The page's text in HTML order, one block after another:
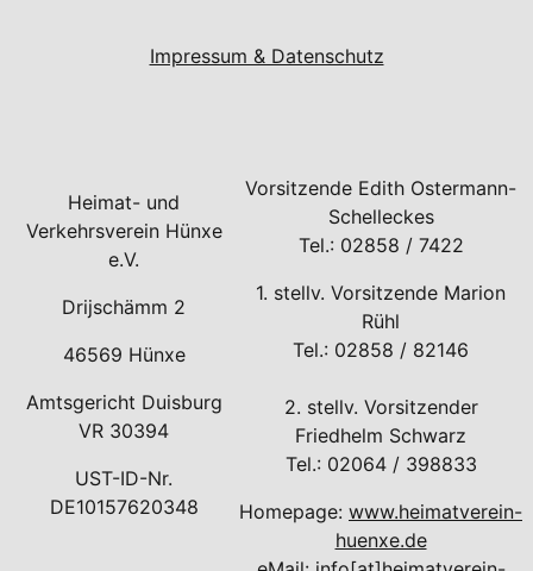
Impressum & Datenschutz
Heimat- und
Verkehrsverein Hünxe
e.V.
Drijschämm 2
46569 Hünxe
Amtsgericht Duisburg
VR 30394
UST-ID-Nr.
DE10157620348
Vorsitzende Edith Ostermann-
Schelleckes
Tel.: 02858 / 7422
1. stellv. Vorsitzende Marion
Rühl
Tel.: 02858 / 82146
2. stellv. Vorsitzender
Friedhelm Schwarz
Tel.: 02064 / 398833
Homepage: www.heimatverein-
huenxe.de